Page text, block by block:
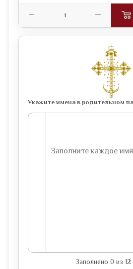
Укажите имена в родительном
Заполнено 0 из 12